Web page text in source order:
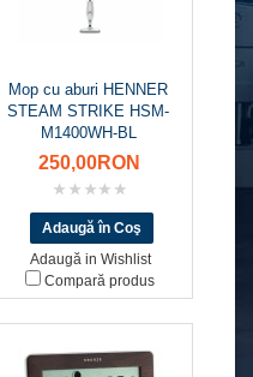
Mop cu aburi HENNER
STEAM STRIKE HSM-
M1400WH-BL
250,00RON
Adaugă in Wishlist
Compară produs